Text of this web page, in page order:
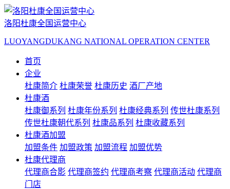
洛阳杜康全国运营中心
LUOYANGDUKANG NATIONAL OPERATION CENTER
首页
企业
杜康简介 杜康荣誉 杜康历史 酒厂产地
杜康酒
杜康御系列 杜康年份系列 杜康经典系列 传世杜康系列
传世杜康朝代系列 杜康品系列 杜康收藏系列
杜康酒加盟
加盟条件 加盟政策 加盟流程 加盟优势
杜康代理商
代理商合影 代理商签约 代理商考察 代理商活动 代理商
门店